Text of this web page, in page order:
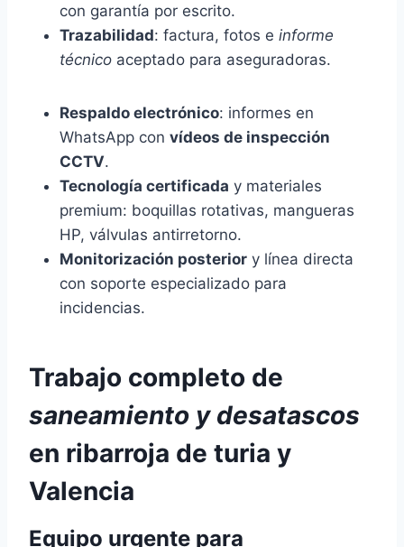
con garantía por escrito.
Trazabilidad: factura, fotos e informe
técnico aceptado para aseguradoras.
Respaldo electrónico: informes en
WhatsApp con vídeos de inspección
CCTV.
Tecnología certificada y materiales
premium: boquillas rotativas, mangueras
HP, válvulas antirretorno.
Monitorización posterior y línea directa
con soporte especializado para
incidencias.
Trabajo completo de
saneamiento y desatascos
en ribarroja de turia y
Valencia
Equipo urgente para